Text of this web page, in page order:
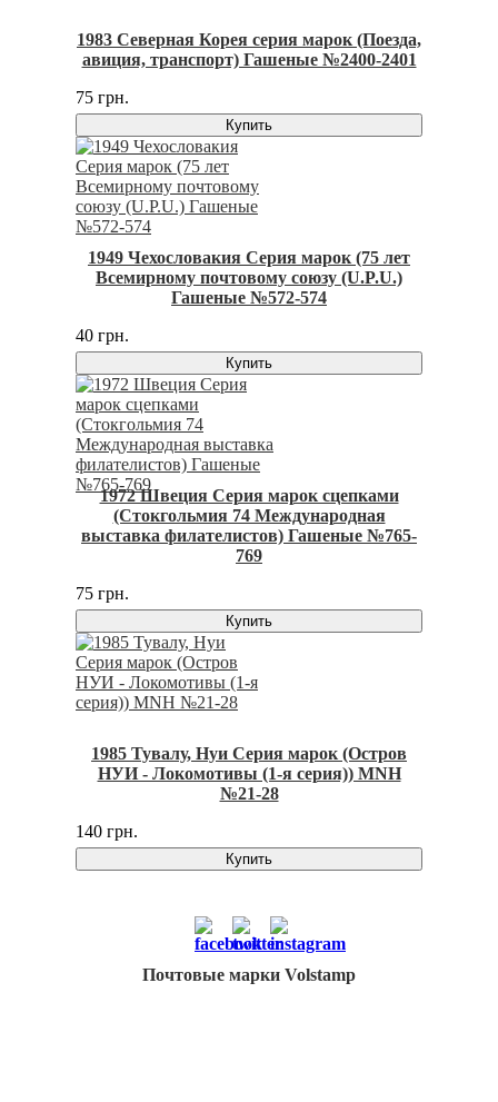
1983 Северная Корея серия марок (Поезда,
авиция, транспорт) Гашеные №2400-2401
75 грн.
Купить
1949 Чехословакия Серия марок (75 лет
Всемирному почтовому союзу (U.P.U.)
Гашеные №572-574
40 грн.
Купить
1972 Швеция Серия марок сцепками
(Стокгольмия 74 Международная
выставка филателистов) Гашеные №765-
769
75 грн.
Купить
1985 Тувалу, Нуи Серия марок (Остров
НУИ - Локомотивы (1-я серия)) MNH
№21-28
140 грн.
Купить
Почтовые марки Volstamp